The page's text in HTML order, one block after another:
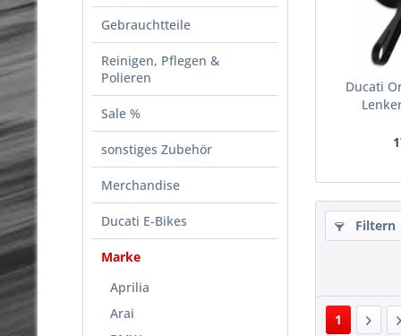
Gebrauchtteile
Reinigen, Pflegen &
Polieren
Sale %
sonstiges Zubehör
Merchandise
Ducati E-Bikes
Marke
Aprilia
Arai
Ducati
Filtern
1